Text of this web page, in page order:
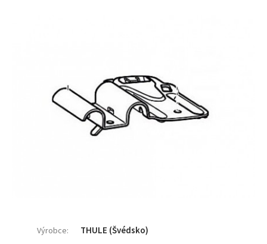
Výrobce: THULE (Švédsko)